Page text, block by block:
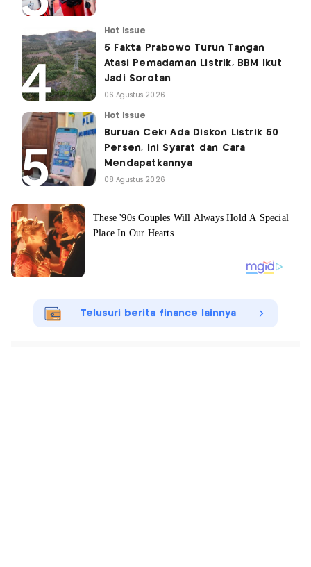
Hot Issue
5 Fakta Prabowo Turun Tangan
Atasi Pemadaman Listrik, BBM Ikut
Jadi Sorotan
06 Agustus 2026
Hot Issue
Buruan Cek! Ada Diskon Listrik 50
Persen, Ini Syarat dan Cara
Mendapatkannya
08 Agustus 2026
Telusuri berita finance lainnya